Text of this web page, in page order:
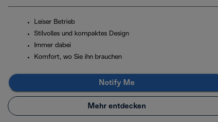
Leiser Betrieb
Stilvolles und kompaktes Design
Immer dabei
Komfort, wo Sie ihn brauchen
Notify Me
Mehr entdecken